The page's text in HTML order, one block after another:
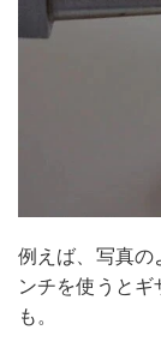
例えば、写真の
ンチを使うと
も。